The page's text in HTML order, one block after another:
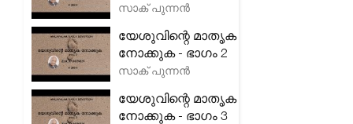
സാക് പുന്നൻ
യേശുവിന്റെ മാതൃക
നോക്കുക - ഭാഗം 2
സാക് പുന്നൻ
യേശുവിന്റെ മാതൃക
നോക്കുക - ഭാഗം 3